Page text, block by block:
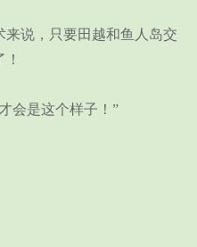
说，只要田越和鱼人岛交
是这个样子！”